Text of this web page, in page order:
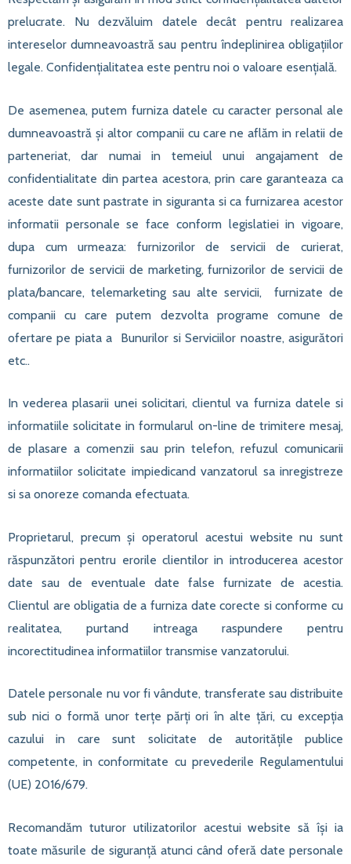
prelucrate. Nu dezvăluim datele decât pentru realizarea
intereselor dumneavoastră sau pentru îndeplinirea obligațiilor
legale. Confidențialitatea este pentru noi o valoare esențială.
De asemenea, putem furniza datele cu caracter personal ale
dumneavoastră și altor companii cu care ne aflăm in relatii de
parteneriat, dar numai in temeiul unui angajament de
confidentialitate din partea acestora, prin care garanteaza ca
aceste date sunt pastrate in siguranta si ca furnizarea acestor
informatii personale se face conform legislatiei in vigoare,
dupa cum urmeaza: furnizorilor de servicii de curierat,
furnizorilor de servicii de marketing, furnizorilor de servicii de
plata/bancare, telemarketing sau alte servicii, furnizate de
companii cu care putem dezvolta programe comune de
ofertare pe piata a Bunurilor si Serviciilor noastre, asigurători
etc..
In vederea plasarii unei solicitari, clientul va furniza datele si
informatiile solicitate in formularul on-line de trimitere mesaj,
de plasare a comenzii sau prin telefon, refuzul comunicarii
informatiilor solicitate impiedicand vanzatorul sa inregistreze
si sa onoreze comanda efectuata.
Proprietarul, precum şi operatorul acestui website nu sunt
răspunzători pentru erorile clientilor in introducerea acestor
date sau de eventuale date false furnizate de acestia.
Clientul are obligatia de a furniza date corecte si conforme cu
realitatea, purtand intreaga raspundere pentru
incorectitudinea informatiilor transmise vanzatorului.
Datele personale nu vor fi vândute, transferate sau distribuite
sub nici o formă unor terţe părţi ori în alte țări, cu excepţia
cazului in care sunt solicitate de autorităţile publice
competente, in conformitate cu prevederile Regulamentului
(UE) 2016/679.
Recomandăm tuturor utilizatorilor acestui website să îşi ia
toate măsurile de siguranţă atunci când oferă date personale